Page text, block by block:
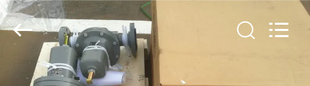
CASA.
Suzhou
Ephood
Automation
Equipment
Reserved.